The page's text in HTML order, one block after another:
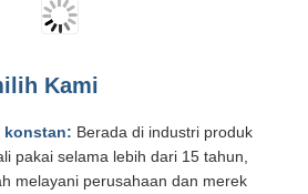
Kami
konstan: Berada di industri produk
pakai selama lebih dari 15 tahun,
melayani perusahaan dan merek